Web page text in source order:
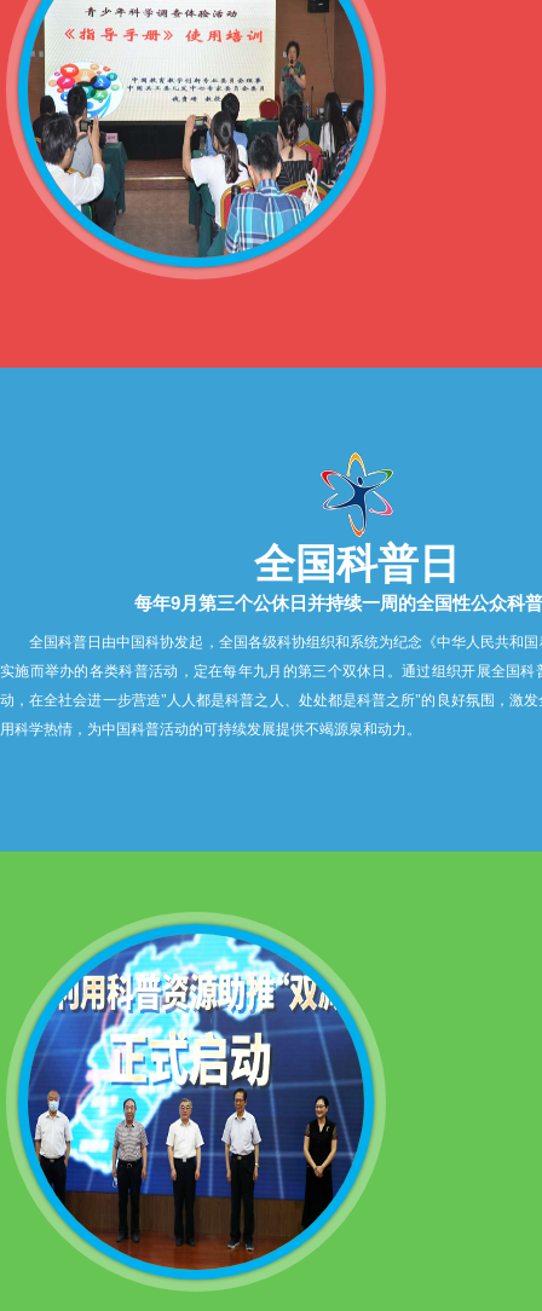
全国科普日
每年9月第三个公休日并持续一周的全国性公众科
全国科普日由中国科协发起，全国各级科协组织和系统为纪念《中华人民共和
实施而举办的各类科普活动，定在每年九月的第三个双休日。通过组织开展全国科
动，在全社会进一步营造"人人都是科普之人、处处都是科普之所"的良好氛围，激
用科学热情，为中国科普活动的可持续发展提供不竭源泉和动力。